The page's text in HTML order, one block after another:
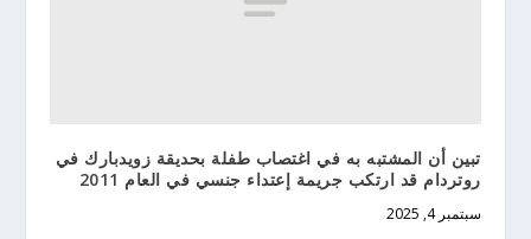
تبين أن المشتبه به في اغتصاب طفلة بحديقة زويدبارك في
روتردام قد ارتكب جريمة إعتداء جنسي في العام 2011
سبتمبر 4, 2025